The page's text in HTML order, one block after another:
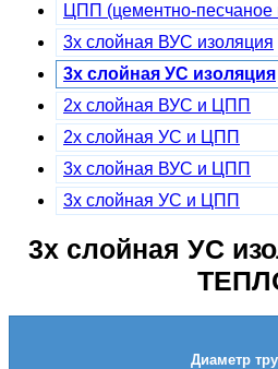
ЦПП (цементно-песчаное
3х слойная ВУС изоляция
3х слойная УС изоляция
2х слойная ВУС и ЦПП
2х слойная УС и ЦПП
3х слойная ВУС и ЦПП
3х слойная УС и ЦПП
3х слойная УС
Диаметр